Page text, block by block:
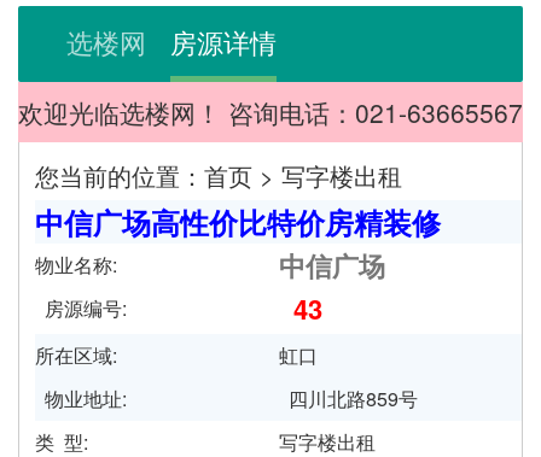
选楼网 房源详情
欢迎光临选楼网！ 咨询电话：021-63665567
您当前的位置： 首页 > 写字楼出租
中信广场高性价比特价房精装修
物业名称: 中信广场
房源编号: 43
所在区域:
虹口
物业地址:
四川北路859号
类 型:
写字楼出租